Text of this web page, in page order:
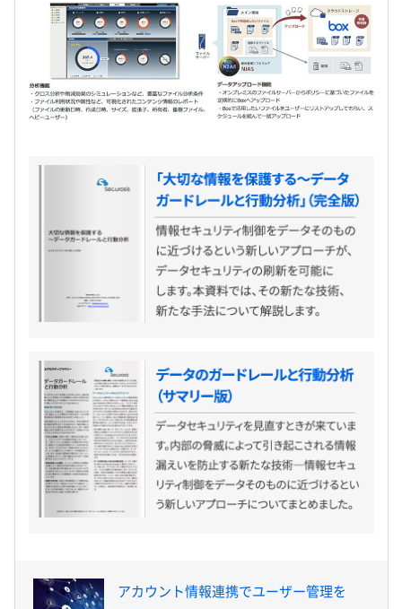
アカウント情報連携でユーザー管理を